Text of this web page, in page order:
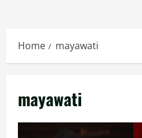
Home mayawati
mayawati